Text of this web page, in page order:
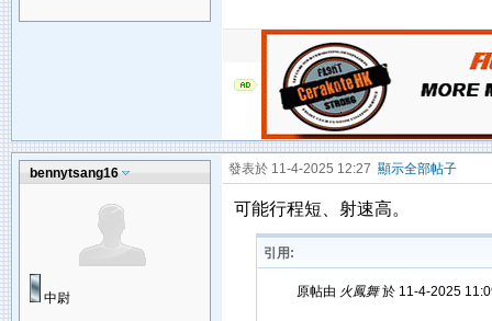
bennytsang16
中尉
發表於 11-4-2025 12:27 顯示全部帖子
可能行程短、射速高。
引用:
原帖由 火鳳舞於 11-4-2025